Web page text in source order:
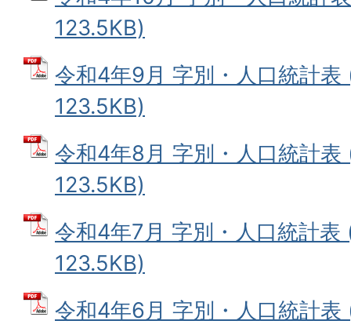
123.5KB)
令和4年9月 字別・人口統計表
123.5KB)
令和4年8月 字別・人口統計表
123.5KB)
令和4年7月 字別・人口統計表
123.5KB)
令和4年6月 字別・人口統計表